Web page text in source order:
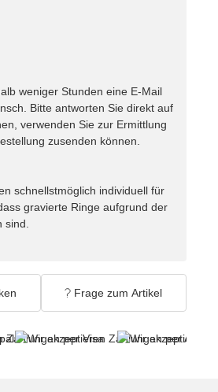
weniger Stunden eine E-Mail
Bitte antworten Sie direkt auf
verwenden Sie zur Ermittlung
zusenden können.
schnellstmöglich individuell für
gravierte Ringe aufgrund der
Frage zum Artikel